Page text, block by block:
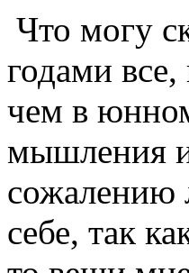
Что могу
годами
чем в
мышления
сожалению
себе, так